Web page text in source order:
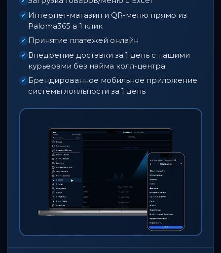
✓ Интернет-магазин и QR-меню прямо из
Paloma365 в 1 клик
✓ Принятие платежей онлайн
✓ Внедрение доставки за 1 день с нашими
курьерами без найма колл-центра
✓ Брендированное мобильное приложение
системы лояльности за 1 день